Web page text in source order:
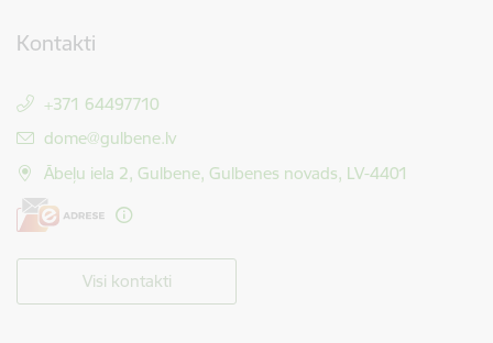
Kontakti
+371 64497710
E-pasts:
dome@gulbene.lv
Ābeļu iela 2, Gulbene, Gulbenes novads, LV-4401
Visi kontakti